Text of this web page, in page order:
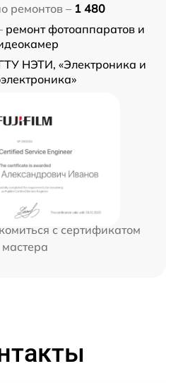
ремонтов – 1 480
ремонт фотоаппаратов и
НЭТИ, «Электроника и
с сертификатом
мастера